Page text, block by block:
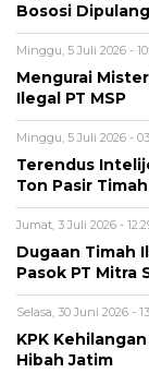
Bososi
Minggu, 5 Juli 2026 -
Mengurai
Ilegal PT MSP
Minggu, 5 Juli 2026 -
Terendus
Ton Pasir
Jumat, 3 Juli 2026 -
Dugaan Timah
Pasok PT Mitra
Selasa, 30 Juni 2026 -
KPK
Hibah Jatim